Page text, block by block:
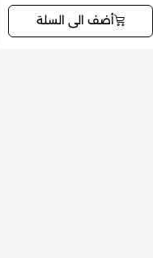
أضف الى السلة